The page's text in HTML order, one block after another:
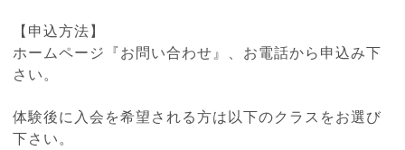
【申込方法】
ホームページ『お問い合わせ』、お電話から申込み下
さい。
体験後に入会を希望される方は以下のクラスをお選び
下さい。